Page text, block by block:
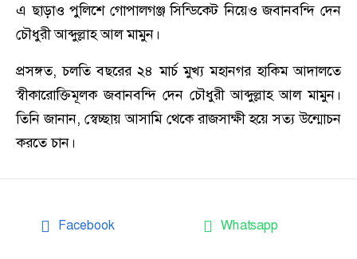
এ ছাড়াও পুলিশে গোপালগঞ্জ সিন্ডিকেট নিয়েও জবানবন্দি দেন
চৌধুরী আব্দুল্লাহ আল মামুন।
প্রসঙ্গত, চলতি বছরের ২৪ মার্চ মুখ্য মহানগর হাকিম আদালতে
স্বীকারোক্তিমূলক জবানবন্দি দেন চৌধুরী আব্দুল্লাহ আল মামুন।
তিনি জানান, স্বেচ্ছায় আসামি থেকে রাজসাক্ষী হয়ে সত্য উন্মোচন
করতে চান।
Facebook Whatsapp